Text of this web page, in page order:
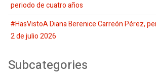
periodo de cuatro años
#HasVistoA Diana Berenice Carreón Pérez,
2 de julio 2026
Subcategories